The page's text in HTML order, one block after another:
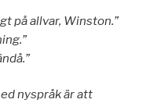
på allvar, Winston.”
nyspråk är att